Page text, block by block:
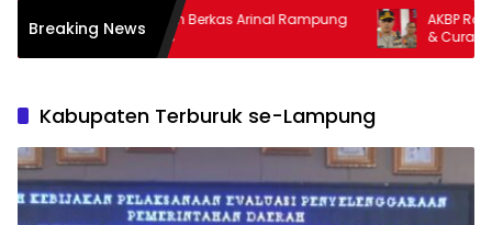
Breaking News
Kejati Targetkan Berkas Arinal Rampung
Bulan Agustus
AKBP Ramadhona
& Curas
Kabupaten Terburuk se-Lampung